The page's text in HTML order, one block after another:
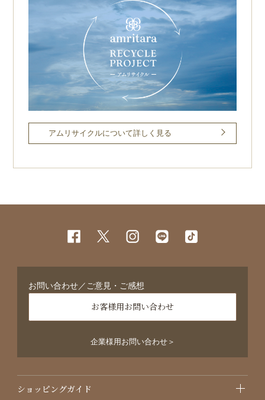
アムリサイクルについて詳しく見る
お問い合わせ／ご意見・ご感想
お客様用お問い合わせ
企業様用お問い合わせ＞
ショッピングガイド